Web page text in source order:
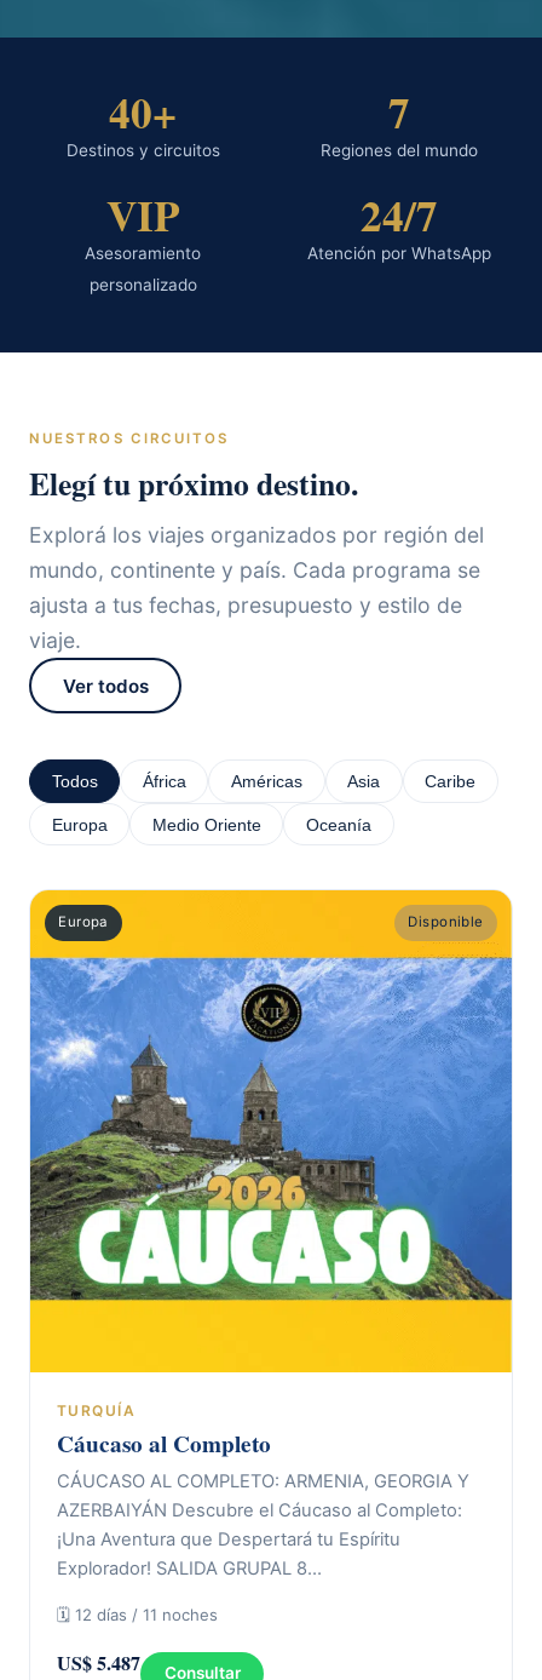
40+
Destinos y circuitos
7
Regiones del mundo
VIP
Asesoramiento
personalizado
24/7
Atención por WhatsApp
NUESTROS CIRCUITOS
Elegí tu próximo destino.
Explorá los viajes organizados por región del
mundo, continente y país. Cada programa se
ajusta a tus fechas, presupuesto y estilo de
viaje.
Ver todos
Todos África Américas Asia Caribe
Europa Medio Oriente Oceanía
Europa Disponible
TURQUÍA
Cáucaso al Completo
CÁUCASO AL COMPLETO: ARMENIA, GEORGIA Y
AZERBAIYÁN Descubre el Cáucaso al Completo:
¡Una Aventura que Despertará tu Espíritu
Explorador! SALIDA GRUPAL 8…
🗓 12 días / 11 noches
US$ 5.487 Consultar